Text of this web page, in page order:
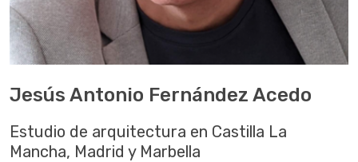
Jesús Antonio Fernández Acedo
Estudio de arquitectura en Castilla La
Mancha, Madrid y Marbella